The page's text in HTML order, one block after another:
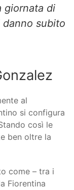
giornata di
subito
al
si configura
così le
ben oltre la
come – tra i
Fiorentina